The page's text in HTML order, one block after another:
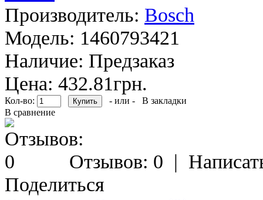
Производитель: Bosch
Модель: 1460793421
Наличие: Предзаказ
Цена: 432.81грн.
Кол-во: - или -
В закладки
В сравнение
Отзывов: 0 |
Поделиться